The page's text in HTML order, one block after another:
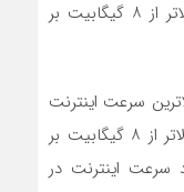
شبکه فیبرنوری ایرانسل با ثبت عدد بالاتر از ۸ گیگابیت بر
سرعت اینترنت
ایران در شبکه ۵G-SA خود را با عدد بالاتر از ۸ گیگابیت بر
سرعت اینترنت در